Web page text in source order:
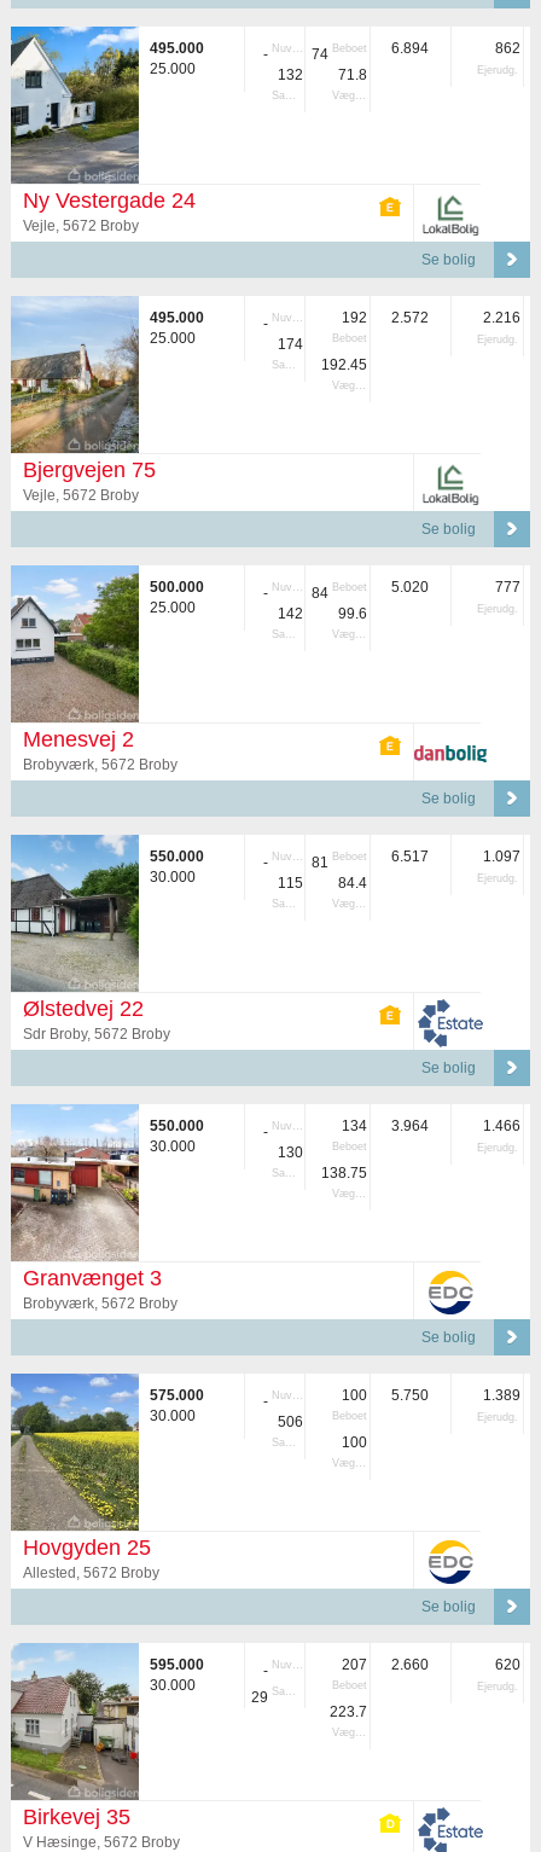
495.000
25.000
- Nuvær.
132
Samlet
74 Beboet
71.8
Vægtet
6.894 862
Ejerudg.
Ny Vestergade 24
Vejle, 5672 Broby
Se bolig
495.000
25.000
- Nuvær.
174
Samlet
192
Beboet
192.45
Vægtet
2.572 2.216
Ejerudg.
Bjergvejen 75
Vejle, 5672 Broby
Se bolig
500.000
25.000
- Nuvær.
142
Samlet
84 Beboet
99.6
Vægtet
5.020 777
Ejerudg.
Menesvej 2
Brobyværk, 5672 Broby
Se bolig
550.000
30.000
- Nuvær.
115
Samlet
81 Beboet
84.4
Vægtet
6.517 1.097
Ejerudg.
Ølstedvej 22
Sdr Broby, 5672 Broby
Se bolig
550.000
30.000
- Nuvær.
130
Samlet
134
Beboet
138.75
Vægtet
3.964 1.466
Ejerudg.
Granvænget 3
Brobyværk, 5672 Broby
Se bolig
575.000
30.000
- Nuvær.
506
Samlet
100
Beboet
100
Vægtet
5.750 1.389
Ejerudg.
Hovgyden 25
Allested, 5672 Broby
Se bolig
595.000
30.000
- Nuvær.
29 Samlet
207
Beboet
223.7
Vægtet
2.660 620
Ejerudg.
Birkevej 35
V Hæsinge, 5672 Broby